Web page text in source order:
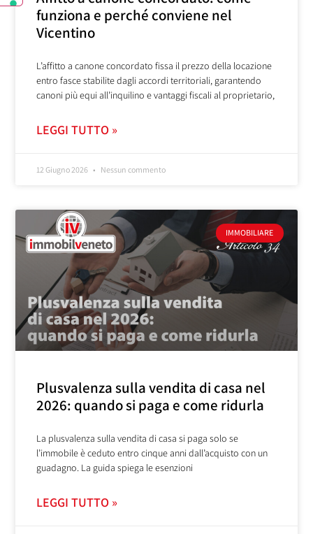
funziona e perché conviene nel
Vicentino
L’affitto a canone concordato fissa il prezzo della locazione
entro fasce stabilite dagli accordi territoriali, garantendo
canoni più equi all’inquilino e vantaggi fiscali al proprietario,
LEGGI TUTTO »
12 Giugno 2026 Nessun commento
IMMOBILIARE
Plusvalenza sulla vendita di casa nel
2026: quando si paga e come ridurla
La plusvalenza sulla vendita di casa si paga solo se
l’immobile è ceduto entro cinque anni dall’acquisto con un
guadagno. La guida spiega le esenzioni
LEGGI TUTTO »